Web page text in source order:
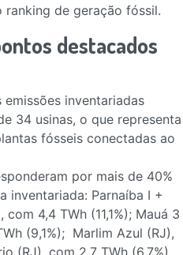
ranking de geração fóssil.
destacados
inventariadas
34 usinas, o que representa
fósseis conectadas ao
por mais de 40%
inventariada: Parnaíba I +
4,4 TWh (11,1%); Mauá 3
(9,1%); Marlim Azul (RJ),
(RJ), com 2,7 TWh (6,7%),